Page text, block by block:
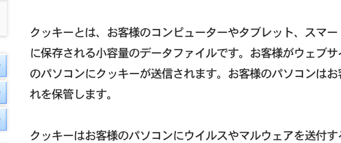
クッキーとは、お客様のコンピューターやタブレット、スマ
に保存される小容量のデータファイルです。お客様がウェブ
のパソコンにクッキーが送信されます。お客様のパソコンは
れを保管します。
クッキーはお客様のパソコンにウイルスやマルウェアを送付